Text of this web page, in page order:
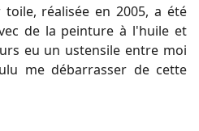
toile, réalisée en 2005, a été
de la peinture à l'huile et
eu un ustensile entre moi
me débarrasser de cette